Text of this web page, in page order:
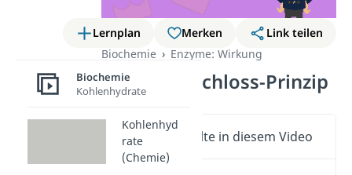
Lernplan Merken
Link teilen
Biochemie
Enzyme: Wirkung
Schlüssel-Schloss-Prinzip
Wichtige Inhalte in diesem Video
Biochemie
Kohlenhydrate
Kohlenhyd
rate
(Chemie)